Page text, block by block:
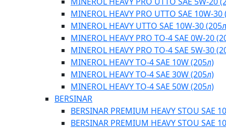
MINEROL HEAVY PRO UTTO SAE 10W-30
MINEROL HEAVY UTTO SAE 10W-30
MINEROL HEAVY PRO TO-4 SAE 0W-20
MINEROL HEAVY PRO TO-4 SAE 5W-30
MINEROL HEAVY TO-4 SAE 10W (205л)
MINEROL HEAVY TO-4 SAE 30W (205л)
MINEROL HEAVY TO-4 SAE 50W (205л)
BERSINAR
BERSINAR PREMIUM HEAVY STOU SAE
BERSINAR PREMIUM HEAVY STOU SAE